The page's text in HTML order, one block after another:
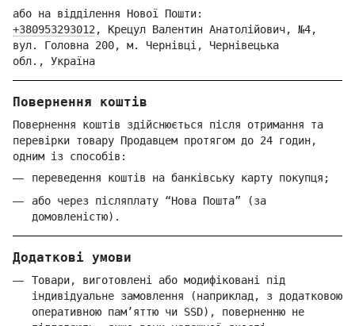
або на відділення Нової Пошти:
+380953293012, Крецул Валентин Анатолійович, №4,
вул. Головна 200, м. Чернівці, Чернівецька
обл., Україна
Повернення коштів
Повернення коштів здійснюється після отримання та
перевірки товару Продавцем протягом до 24 годин,
одним із способів:
переведення коштів на банківську карту покупця;
або через післяплату “Нова Пошта” (за
домовленістю).
Додаткові умови
Товари, виготовлені або модифіковані під
індивідуальне замовлення (наприклад, з додатковою
оперативною пам’яттю чи SSD), поверненню не